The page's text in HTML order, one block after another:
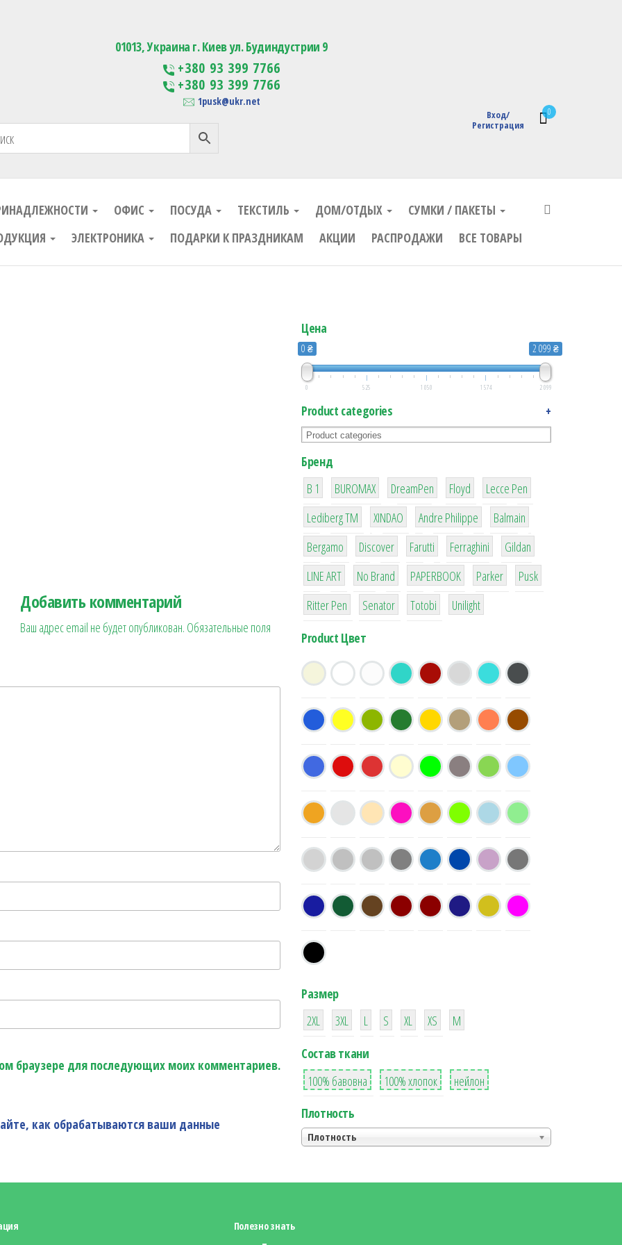
Изготовление сувенирной продукции с логотипом
0
Вход/
Регистрация
01013, Украина г. Киев ул. Будиндустрии 9
+380 93 399 7766
+380 93 399 7766
1pusk@ukr.net
ОФИС ПОСУДА ТЕКСТИЛЬ ДОМ/ОТДЫХ
СУМКИ / ПАКЕТЫ
ЭЛЕКТРОНИКА ПОДАРКИ К ПРАЗДНИКАМ АКЦИИ РАСПРОДАЖИ ВСЕ ТОВАРЫ
Добавить комментарий
Ваш адрес email не будет опубликован. Обязательные поля
браузере для последующих моих комментариев.
как обрабатываются ваши данные
Цена
0 ₴ 2 099 ₴
0 525 1 050 1 574 2 099
Product categories +
Бренд
B 1
1
BUROMAX
1
DreamPen
2
Floyd
2
Lecce Pen
3
Lediberg ТМ
3
XINDAO
1
Andre Philippe
4
Balmain
26
Bergamo
64
Discover
299
Farutti
4
Ferraghini
42
Gildan
4
LINE ART
90
No Brand
8
PAPERBOOK
6
Parker
2
Pusk
22
Ritter Pen
15
Senator
43
Totobi
1
Unilight
Product Цвет
Размер
38
2XL
16
3XL
42
L
42
S
42
XL XS
М
Состав ткани
8
100% бавовна
36
100% хлопок
2
нейлон
Плотность
Плотность
Полезно знать